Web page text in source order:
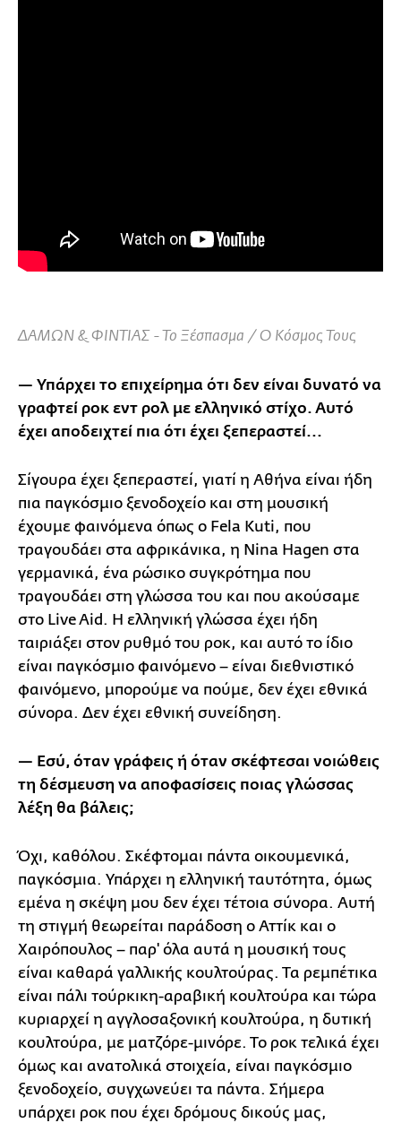
ΔΑΜΩΝ & ΦΙΝΤΙΑΣ - Το Ξέσπασμα / Ο Κόσμος Τους
— Υπάρχει το επιχείρημα ότι δεν είναι δυνατό να
γραφτεί ροκ εντ ρολ με ελληνικό στίχο. Αυτό
έχει αποδειχτεί πια ότι έχει ξεπεραστεί...
Σίγουρα έχει ξεπεραστεί, γιατί η Αθήνα είναι ήδη
πια παγκόσμιο ξενοδοχείο και στη μουσική
έχουμε φαινόμενα όπως ο Fela Kuti, που
τραγουδάει στα αφρικάνικα, η Nina Hagen στα
γερμανικά, ένα ρώσικο συγκρότημα που
τραγουδάει στη γλώσσα του και που ακούσαμε
στο Live Aid. Η ελληνική γλώσσα έχει ήδη
ταιριάξει στον ρυθμό του ροκ, και αυτό το ίδιο
είναι παγκόσμιο φαινόμενο – είναι διεθνιστικό
φαινόμενο, μπορούμε να πούμε, δεν έχει εθνικά
σύνορα. Δεν έχει εθνική συνείδηση.
— Εσύ, όταν γράφεις ή όταν σκέφτεσαι νοιώθεις
τη δέσμευση να αποφασίσεις ποιας γλώσσας
λέξη θα βάλεις;
Όχι, καθόλου. Σκέφτομαι πάντα οικουμενικά,
παγκόσμια. Υπάρχει η ελληνική ταυτότητα, όμως
εμένα η σκέψη μου δεν έχει τέτοια σύνορα. Αυτή
τη στιγμή θεωρείται παράδοση ο Αττίκ και ο
Χαιρόπουλος – παρ' όλα αυτά η μουσική τους
είναι καθαρά γαλλικής κουλτούρας. Τα ρεμπέτικα
είναι πάλι τούρκικη-αραβική κουλτούρα και τώρα
κυριαρχεί η αγγλοσαξονική κουλτούρα, η δυτική
κουλτούρα, με ματζόρε-μινόρε. Το ροκ τελικά έχει
όμως και ανατολικά στοιχεία, είναι παγκόσμιο
ξενοδοχείο, συγχωνεύει τα πάντα. Σήμερα
υπάρχει ροκ που έχει δρόμους δικούς μας,